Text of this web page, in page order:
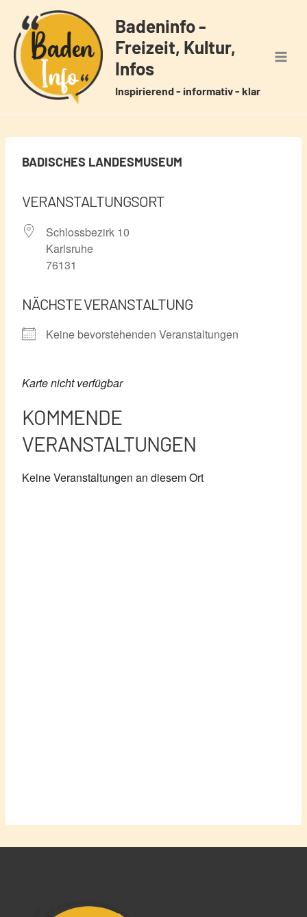
Inhalt
springen
Badeninfo -
Freizeit, Kultur,
Infos
Inspirierend - informativ - klar
BADISCHES LANDESMUSEUM
VERANSTALTUNGSORT
Schlossbezirk 10
Karlsruhe
76131
NÄCHSTE VERANSTALTUNG
Keine bevorstehenden Veranstaltungen
Karte nicht verfügbar
KOMMENDE
VERANSTALTUNGEN
Keine Veranstaltungen an diesem Ort